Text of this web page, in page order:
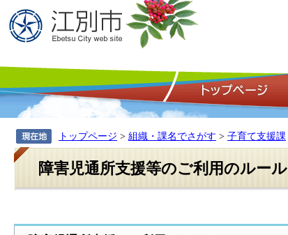
トップページ > 組織・課名でさがす > 子育て支援課
障害児通所支援等のご利用のルール